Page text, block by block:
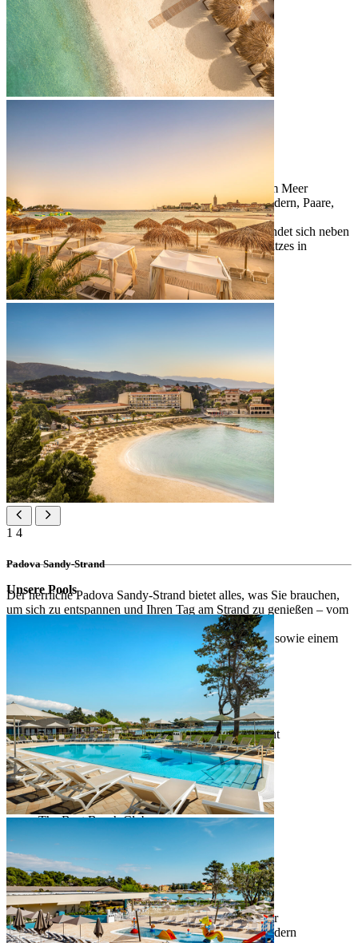
Verleih von Sonnenliegen und -schirmen
Duschen
SUP-Verleih
Supermarkt
Tret- und Paddelbootsverleih
Aqua park
Restaurant und Bar
: Sand, sanfter Zugang zum Meer
Der Strand ist geeignet für: Familien mit Kindern, Paare,
aktive Gäste
Haustiere: nicht erlaubt; ein Hundestrand befindet sich neben
dem Padova-Strand außerhalb des Campingplatzes in
Richtung der Altstadt
1 4
Padova Sandy-Strand
Der herrliche Padova Sandy-Strand bietet alles, was Sie brauchen,
um sich zu entspannen und Ihren Tag am Strand zu genießen – vom
kristallklaren Meer bis hin zu einem großzügigen
Sonnenbadebereich mit Sonnenliegen und -schirmen sowie einem
Kinderspielplatz im Sand.
Strandausstattung
Sandstrand, 1000 m vom Campingplatz entfernt
"Play in the Sand" – Kinderattraktionen
Verleih von Sonnenliegen und -schirmen
Duschen und Umkleidekabinen
Towel Service & Shop
Gepflegte Promenade mit Fuß- und Radweg
The Beat Beach Club
Lage: 1000 m vom Campingplatz entfernt
Strandtyp: Sandstrand
Länge des Strandes: 100 m
Zugang zum Meer: Sanfter Zugang zum Meer
Der Strand ist geeignet für: Familien mit Kindern
Unsere Pools